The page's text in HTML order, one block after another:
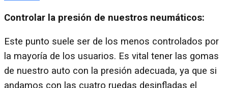
Controlar la presión de nuestros neumáticos:
Este punto suele ser de los menos controlados por
la mayoría de los usuarios. Es vital tener las gomas
de nuestro auto con la presión adecuada, ya que si
andamos con las cuatro ruedas desinfladas el